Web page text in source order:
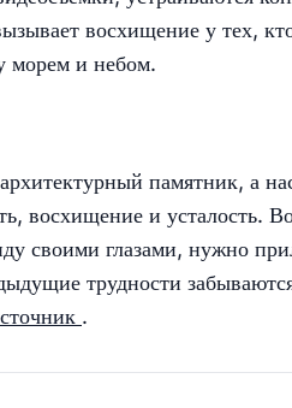
восхищение у тех,
морем и небом.
памятник, а
восхищение и усталость.
своими глазами, нужно
трудности
.